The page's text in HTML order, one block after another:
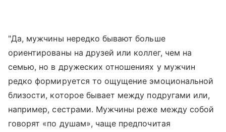
"Да, мужчины нередко бывают больше
ориентированы на друзей или коллег, чем на
семью, но в дружеских отношениях у мужчин
редко формируется то ощущение эмоциональной
близости, которое бывает между подругами или,
например, сестрами. Мужчины реже между собой
говорят «по душам», чаще предпочитая